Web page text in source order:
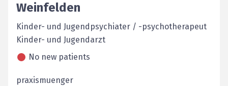
Weinfelden
Kinder- und Jugendpsychiater / -psychotherapeut
Kinder- und Jugendarzt
No new patients
praxismuenger